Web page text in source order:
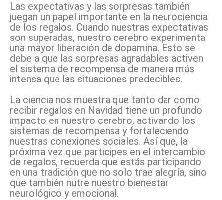
Las expectativas y las sorpresas también
juegan un papel importante en la neurociencia
de los regalos. Cuando nuestras expectativas
son superadas, nuestro cerebro experimenta
una mayor liberación de dopamina. Esto se
debe a que las sorpresas agradables activen
el sistema de recompensa de manera más
intensa que las situaciones predecibles.
La ciencia nos muestra que tanto dar como
recibir regalos en Navidad tiene un profundo
impacto en nuestro cerebro, activando los
sistemas de recompensa y fortaleciendo
nuestras conexiones sociales. Así que, la
próxima vez que participes en el intercambio
de regalos, recuerda que estás participando
en una tradición que no solo trae alegría, sino
que también nutre nuestro bienestar
neurológico y emocional.